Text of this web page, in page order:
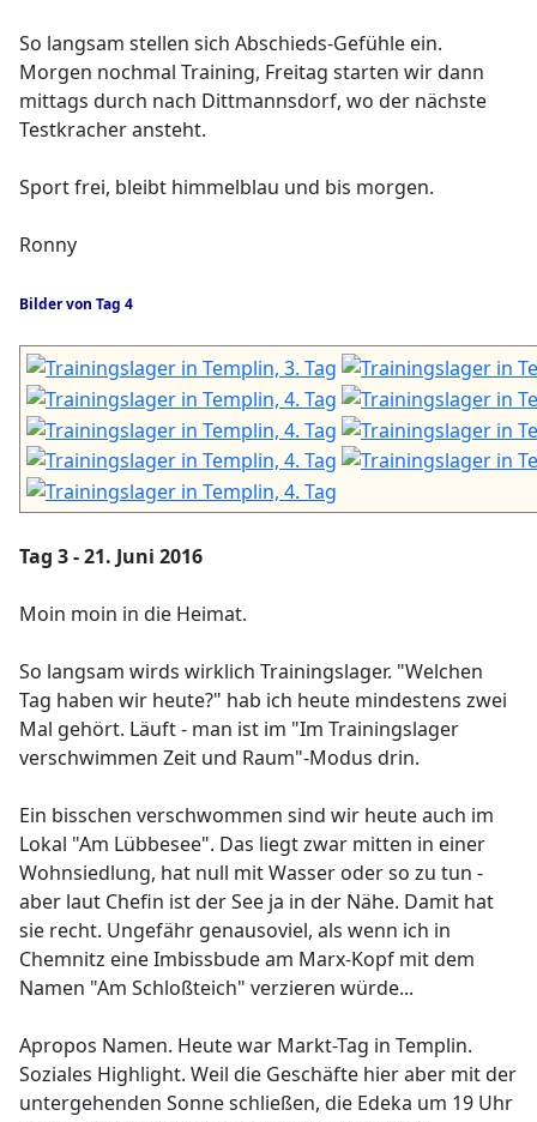
So langsam stellen sich Abschieds-Gefühle ein.
Morgen nochmal Training, Freitag starten wir dann
mittags durch nach Dittmannsdorf, wo der nächste
Testkracher ansteht.
Sport frei, bleibt himmelblau und bis morgen.
Ronny
Bilder von Tag 4
Tag 3 - 21. Juni 2016
Moin moin in die Heimat.
So langsam wirds wirklich Trainingslager. "Welchen
Tag haben wir heute?" hab ich heute mindestens zwei
Mal gehört. Läuft - man ist im "Im Trainingslager
verschwimmen Zeit und Raum"-Modus drin.
Ein bisschen verschwommen sind wir heute auch im
Lokal "Am Lübbesee". Das liegt zwar mitten in einer
Wohnsiedlung, hat null mit Wasser oder so zu tun -
aber laut Chefin ist der See ja in der Nähe. Damit hat
sie recht. Ungefähr genausoviel, als wenn ich in
Chemnitz eine Imbissbude am Marx-Kopf mit dem
Namen "Am Schloßteich" verzieren würde...
Apropos Namen. Heute war Markt-Tag in Templin.
Soziales Highlight. Weil die Geschäfte hier aber mit der
untergehenden Sonne schließen, die Edeka um 19 Uhr